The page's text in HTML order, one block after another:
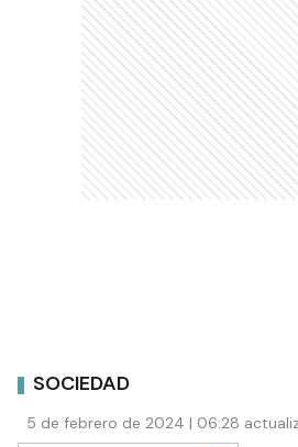
SOCIEDAD
5 de febrero de 2024 | 06:28